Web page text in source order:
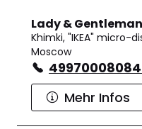
Lady & Gentleman
Khimki, "IKEA" micro-
Moscow
Mehr Infos